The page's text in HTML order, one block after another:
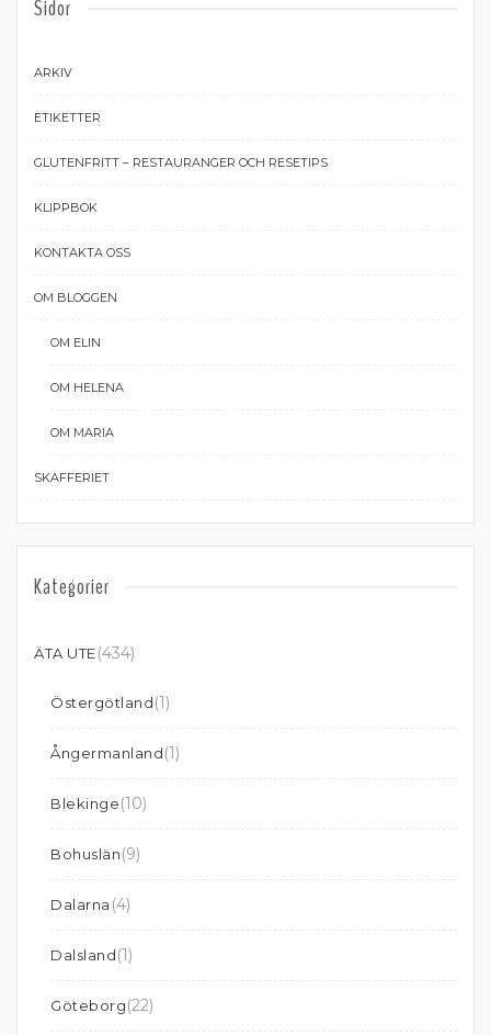
Sidor
ARKIV
ETIKETTER
GLUTENFRITT – RESTAURANGER OCH RESETIPS
KLIPPBOK
KONTAKTA OSS
OM BLOGGEN
OM ELIN
OM HELENA
OM MARIA
SKAFFERIET
Kategorier
ÄTA UTE(434)
Östergötland(1)
Ångermanland(1)
Blekinge(10)
Bohuslän(9)
Dalarna (4)
Dalsland(1)
Göteborg(22)